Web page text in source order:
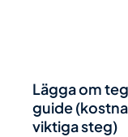
Lägga om
guide
viktiga steg)